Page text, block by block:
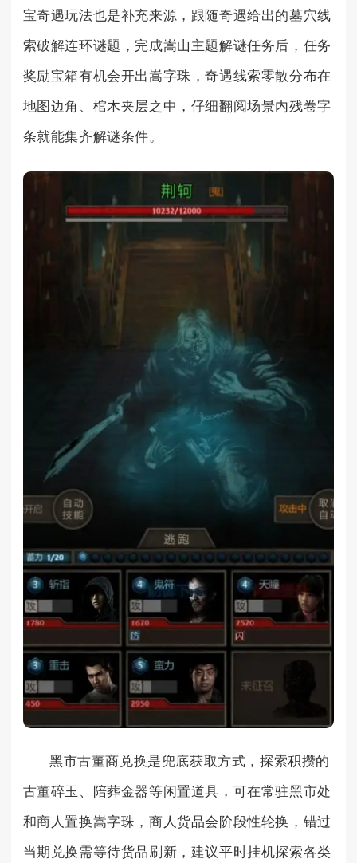
宝奇遇玩法也是补充来源，跟随奇遇给出的墓穴线
索破解连环谜题，完成嵩山主题解谜任务后，任务
奖励宝箱有机会开出嵩字珠，奇遇线索零散分布在
地图边角、棺木夹层之中，仔细翻阅场景内残卷字
条就能集齐解谜条件。
黑市古董商兑换是兜底获取方式，探索积攒的
古董碎玉、陪葬金器等闲置道具，可在常驻黑市处
和商人置换嵩字珠，商人货品会阶段性轮换，错过
当期兑换需等待货品刷新，建议平时挂机探索各类